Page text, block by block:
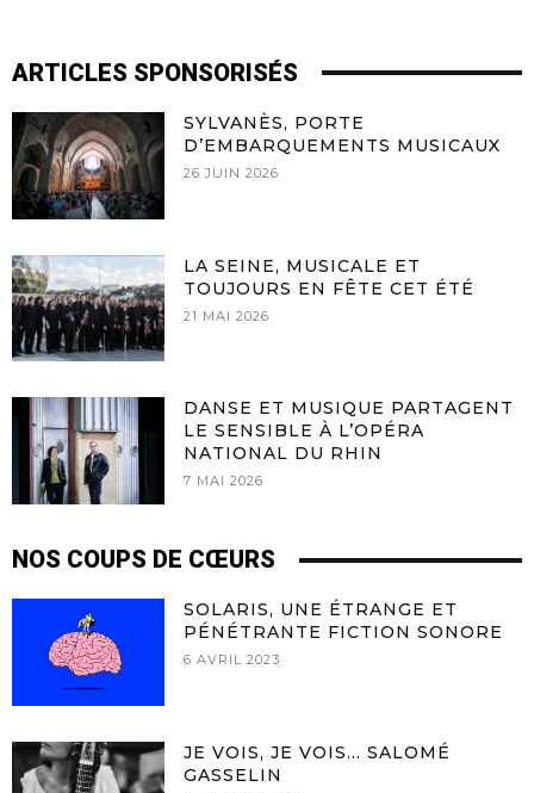
ARTICLES SPONSORISÉS
SYLVANÈS, PORTE
D’EMBARQUEMENTS MUSICAUX
26 JUIN 2026
LA SEINE, MUSICALE ET
TOUJOURS EN FÊTE CET ÉTÉ
21 MAI 2026
DANSE ET MUSIQUE PARTAGENT
LE SENSIBLE À L’OPÉRA
NATIONAL DU RHIN
7 MAI 2026
NOS COUPS DE CŒURS
SOLARIS, UNE ÉTRANGE ET
PÉNÉTRANTE FICTION SONORE
6 AVRIL 2023
JE VOIS, JE VOIS… SALOMÉ
GASSELIN